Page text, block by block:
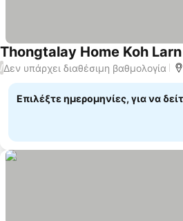
Thongtalay Home Koh Larn
/Δεν υπάρχει διαθέσιμη βαθμολογία
Επιλέξτε ημερομηνίες, για να